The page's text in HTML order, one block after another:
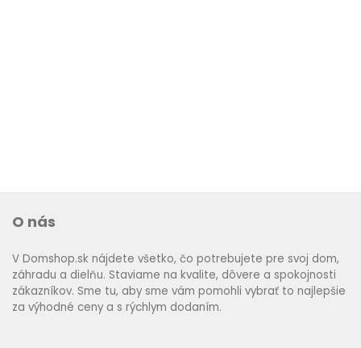
O nás
V Domshop.sk nájdete všetko, čo potrebujete pre svoj dom,
záhradu a dielňu. Staviame na kvalite, dôvere a spokojnosti
zákazníkov. Sme tu, aby sme vám pomohli vybrať to najlepšie
za výhodné ceny a s rýchlym dodaním.